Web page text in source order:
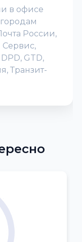
в офисе
России,
GTD,
Транзит-